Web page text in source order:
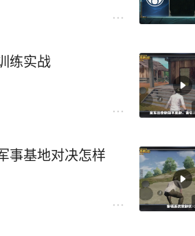
练实战
事基地对决怎样